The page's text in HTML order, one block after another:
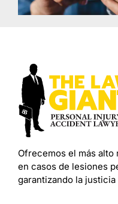
Ofrecemos el más
en casos de lesiones
garantizando la